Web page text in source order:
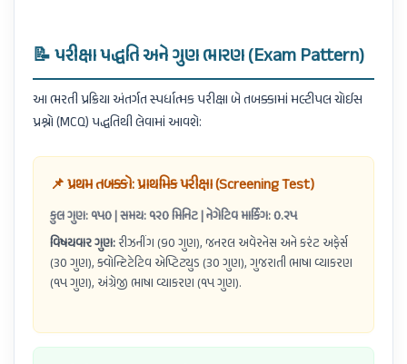
📝 પરીક્ષા પદ્ધતિ અને ગુણ ભારણ (Exam Pattern)
આ ભરતી પ્રક્રિયા અંતર્ગત સ્પર્ધાત્મક પરીક્ષા બે તબક્કામાં મલ્ટીપલ ચોઈસ
પ્રશ્નો (MCQ) પદ્ધતિથી લેવામાં આવશે:
📌 પ્રથમ તબક્કો: પ્રાથમિક પરીક્ષા (Screening Test)
કુલ ગુણ: ૧૫૦ | સમય: ૧૨૦ મિનિટ | નેગેટિવ માર્કિંગ: ૦.૨૫
વિષયવાર ગુણ:રીઝનીંગ (૬૦ ગુણ), જનરલ અવેરનેસ અને કરંટ અફેર્સ
(૩૦ ગુણ), ક્વોન્ટિટેટિવ એપ્ટિટ્યુડ (૩૦ ગુણ), ગુજરાતી ભાષા વ્યાકરણ
(૧૫ ગુણ), અંગ્રેજી ભાષા વ્યાકરણ (૧૫ ગુણ).